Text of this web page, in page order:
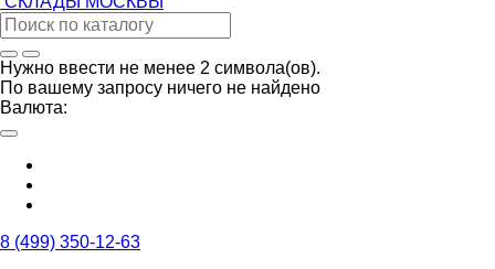
Нужно ввести не менее 2 символа(ов).
По вашему запросу ничего не найдено
Валюта:
8 (499) 350-12-63